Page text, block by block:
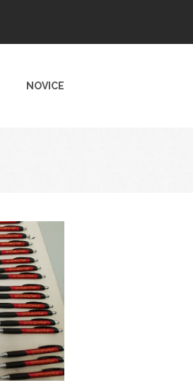
NOVICE